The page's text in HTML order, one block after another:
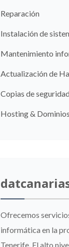
Reparación
Instalación de
Mantenimiento
Actualización de
Copias de
Hosting & Dominios
Ofrecemos
informática en la
Tenerife. El alto